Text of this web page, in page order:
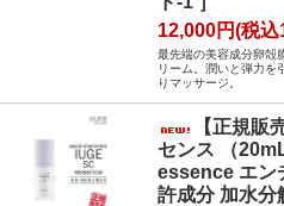
12,000円(税
最先端の美容成分卵殻
リーム。潤いと弾力を
りマッサージ。
【正規販
センス （
essence エン
許成分 加水分